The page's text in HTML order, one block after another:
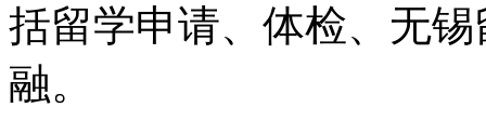
括留学申请、体检、无
融。